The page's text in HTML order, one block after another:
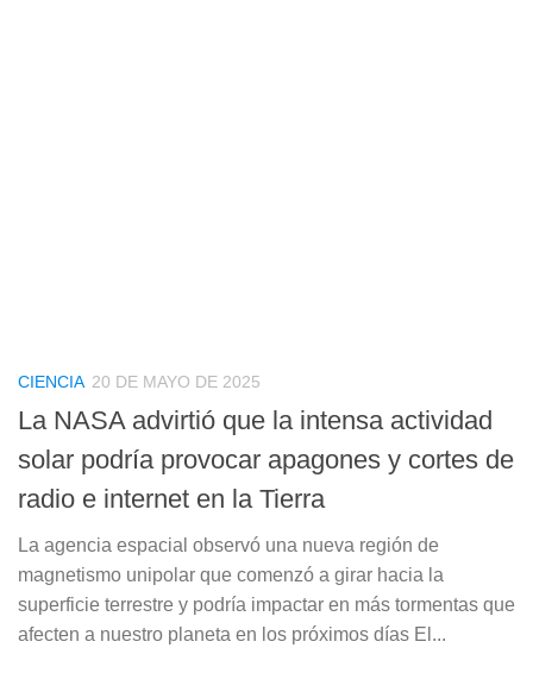
CIENCIA 20 DE MAYO DE 2025
La NASA advirtió que la intensa actividad
solar podría provocar apagones y cortes de
radio e internet en la Tierra
La agencia espacial observó una nueva región de
magnetismo unipolar que comenzó a girar hacia la
superficie terrestre y podría impactar en más tormentas que
afecten a nuestro planeta en los próximos días El...